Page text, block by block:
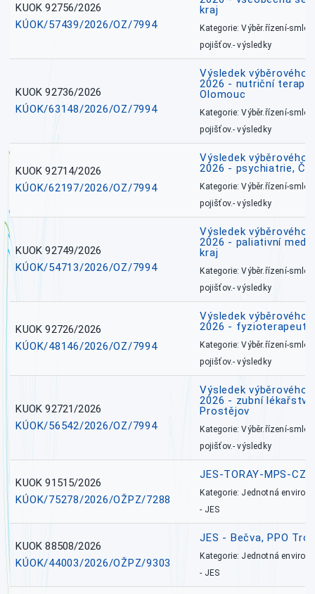
KUOK 92756/2026
KÚOK/57439/2026/OZ/7994
kraj
Kategorie: Výběr.řízení-
pojišťov.- výsledky
KUOK 92736/2026
KÚOK/63148/2026/OZ/7994
Výsledek výběrového
2026 - nutriční
Olomouc
Kategorie: Výběr.řízení-
pojišťov.- výsledky
KUOK 92714/2026
KÚOK/62197/2026/OZ/7994
Výsledek výběrového
2026 - psychiatrie,
Kategorie: Výběr.řízení-
pojišťov.- výsledky
KUOK 92749/2026
KÚOK/54713/2026/OZ/7994
Výsledek výběrového
2026 - paliativní
kraj
Kategorie: Výběr.řízení-
pojišťov.- výsledky
KUOK 92726/2026
KÚOK/48146/2026/OZ/7994
Výsledek výběrového
2026 - fyzioterapeut,
Kategorie: Výběr.řízení-
pojišťov.- výsledky
KUOK 92721/2026
KÚOK/56542/2026/OZ/7994
Výsledek výběrového
2026 - zubní
Prostějov
Kategorie: Výběr.řízení-
pojišťov.- výsledky
KUOK 91515/2026
KÚOK/75278/2026/OŽPZ/7288
JES-TORAY-MPS-CZ
Kategorie: Jednotná
- JES
KUOK 88508/2026
KÚOK/44003/2026/OŽPZ/9303
JES - Bečva, PPO
Kategorie: Jednotná
- JES